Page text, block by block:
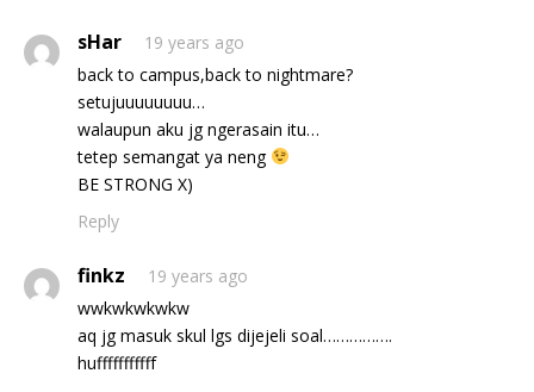
sHar
19 years ago
back to campus,back to nightmare?
setujuuuuuuuu…
walaupun aku jg ngerasain itu…
tetep semangat ya neng
BE STRONG X)
Reply
finkz
19 years ago
wwkwkwkwkw
aq jg masuk skul lgs dijejeli soal…………….
hufffffffffff